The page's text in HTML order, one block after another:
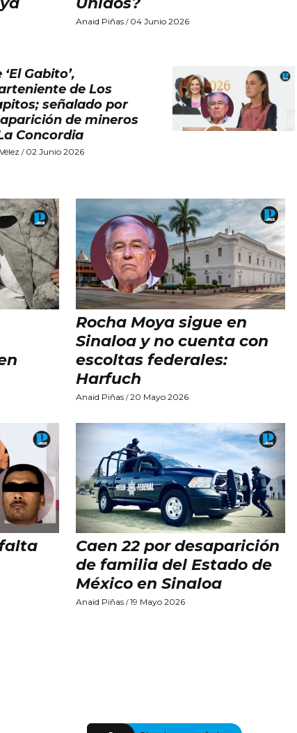
Anaid Piñas/ 04 Junio 2026
‘El Gabito’,
de Los
señalado por
de mineros
Concordia
/ 02 Junio 2026
Rocha Moya sigue en
Sinaloa y no cuenta con
escoltas federales:
Harfuch
Anaid Piñas/20 Mayo 2026
Caen 22 por desaparición
de familia del Estado de
México en Sinaloa
Anaid Piñas/19 Mayo 2026